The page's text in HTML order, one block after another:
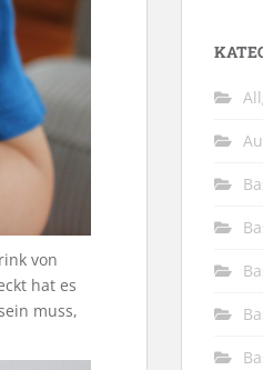
von
hat es
muss,